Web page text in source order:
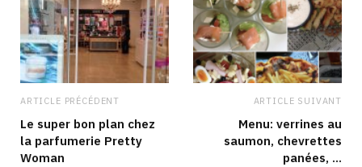
ARTICLE PRÉCÉDENT
Le super bon plan chez
la parfumerie Pretty
Woman
ARTICLE SUIVANT
Menu: verrines au
saumon, chevrettes
panées, …